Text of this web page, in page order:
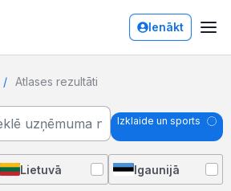
Ienākt
Atlases rezultāti
Izklaide un sports
Lietuvā Igaunijā